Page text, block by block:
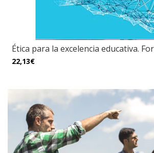
Ética para la excelencia educativa.
22,13€